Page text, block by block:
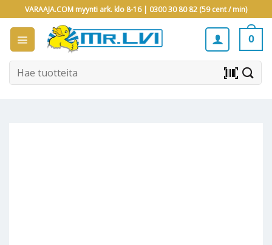
to
content
VARAAJA.COM myynti ark. klo 8-16 | 0300 30 80 82 (59 cent / min)
0
Etsi: barcode_scanner